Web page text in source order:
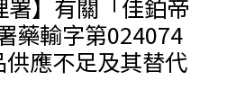
署】有關「佳鉑帝
藥輸字第024074
應不足及其替代